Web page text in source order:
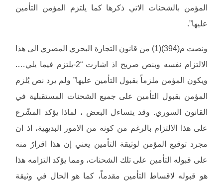
المؤمن بالشحنات الاتي ذكرها كما يلتزم المؤمن التأمين
عليها”.
ونصت م(394)(1) من قانون التجارة البحري المصري الى هذا
الالتزام نفسه وبنص صريح اذ اشارت “2-يلتزم فيما يلي….
ويكون المؤمن ملزماً بقبول التأمين عليها” ولم يرد نص يُلزم
المؤمن بقبول التأمين على جميع الشحنات المستقبلية في
القانون السوري. وقد يتساءل البعض ، لماذا يؤكد المشّرع
على هذا الالتزام بالرغم من كونه من الامور البديهية، اذ ان
مجرد توقيع المؤمن لوثيقة التأمين يعني إن هذا اقرارُ منه
على قبوله التأمين على تلك الشحنات، ومما يؤكد التزامه هذا
هو قبوله لاقساط التأمين مقدماً، كما هو الحال في وثيقة